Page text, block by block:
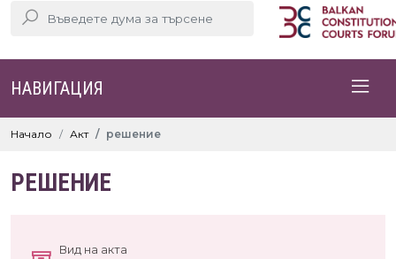
НАВИГАЦИЯ
Начало Акт решение
РЕШЕНИЕ
Вид на акта